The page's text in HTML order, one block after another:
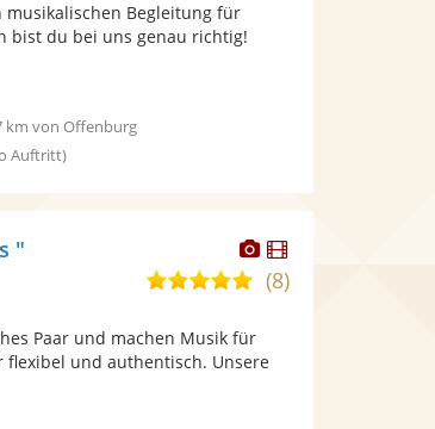
5
Sternen
musikalischen Begleitung für
bist du bei uns genau richtig!
km von Offenburg
Auftritt)
Dieser
Künstler
stellt
Dieser
Künstler
"
5,0
5
Sternen
(8)
Paar und machen Musik für
und authentisch. Unsere